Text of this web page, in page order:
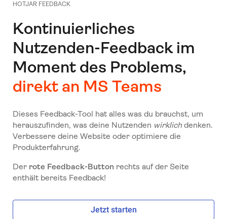
HOTJAR FEEDBACK
Kontinuierliches
Nutzenden-Feedback im
Moment des Problems,
direkt an MS Teams
Dieses Feedback-Tool hat alles was du brauchst, um
herauszufinden, was deine Nutzenden wirklichdenken.
Verbessere deine Website oder optimiere die
Produkterfahrung.
Der rote Feedback-Buttonrechts auf der Seite
enthält bereits Feedback!
Jetzt starten